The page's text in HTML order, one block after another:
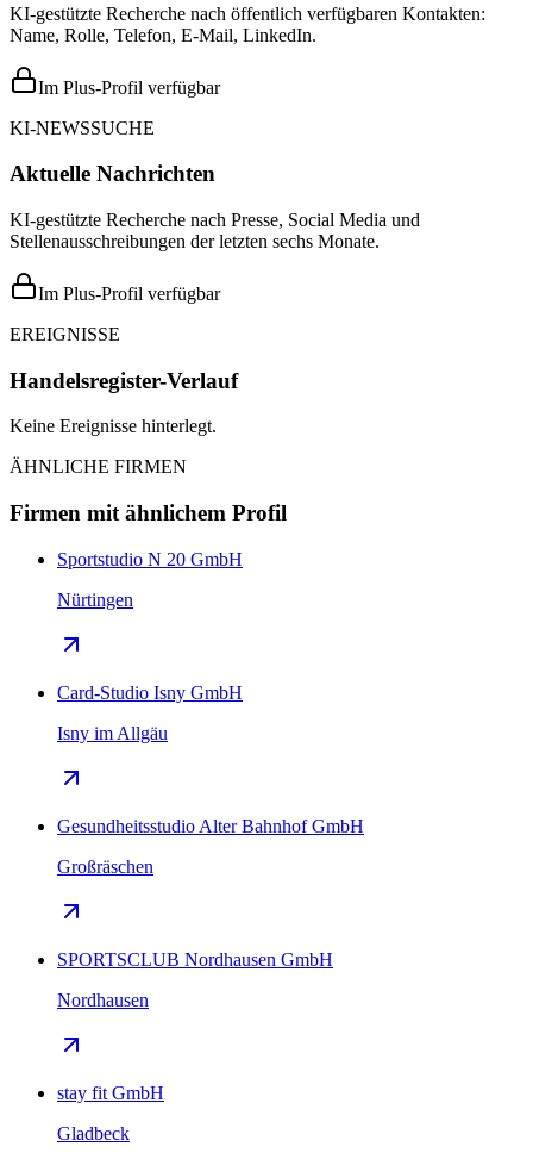
KI-gestützte Recherche nach öffentlich verfügbaren Kontakten:
Name, Rolle, Telefon, E-Mail, LinkedIn.
Im Plus-Profil verfügbar
KI-NEWSSUCHE
Aktuelle Nachrichten
KI-gestützte Recherche nach Presse, Social Media und
Stellenausschreibungen der letzten sechs Monate.
Im Plus-Profil verfügbar
EREIGNISSE
Handelsregister-Verlauf
Keine Ereignisse hinterlegt.
ÄHNLICHE FIRMEN
Firmen mit ähnlichem Profil
Sportstudio N 20 GmbH
Nürtingen
Card-Studio Isny GmbH
Isny im Allgäu
Gesundheitsstudio Alter Bahnhof GmbH
Großräschen
SPORTSCLUB Nordhausen GmbH
Nordhausen
stay fit GmbH
Gladbeck